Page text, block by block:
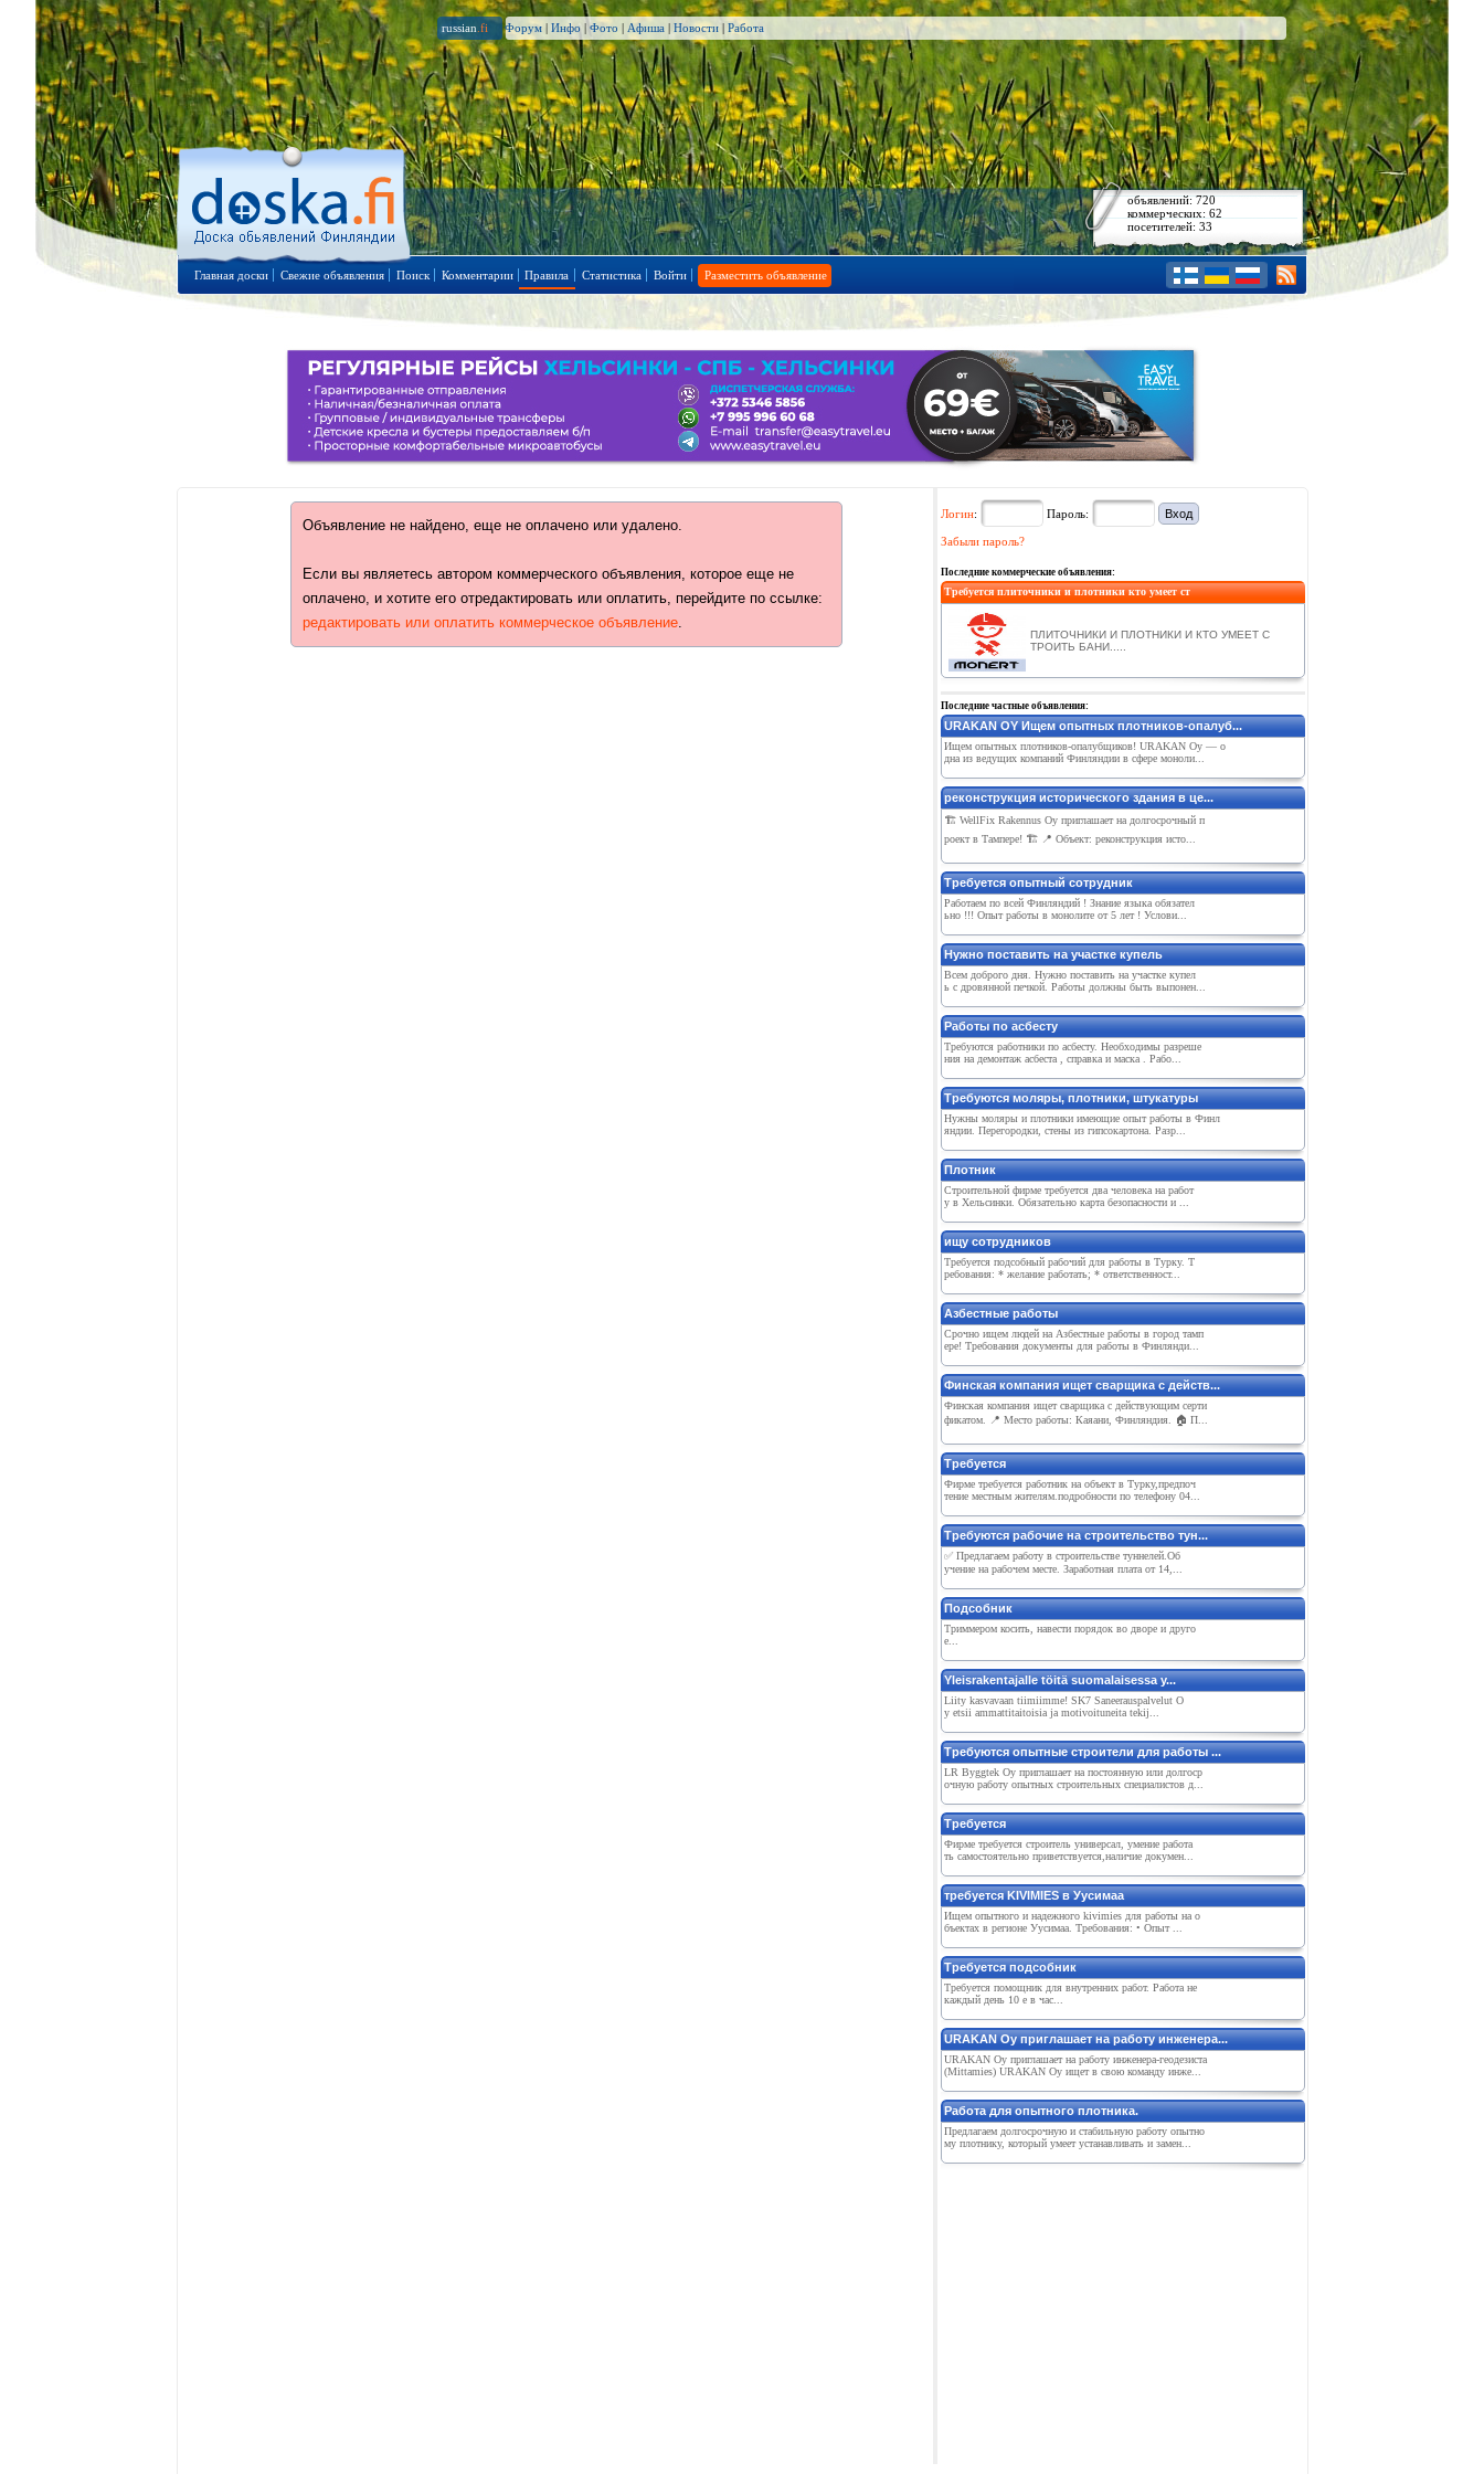
russian .fi Форум | Инфо | Фото | Афиша | Новости | Работа
объявлений: 720
коммерческих: 62
посетителей: 33
Главная доски Свежие объявления Поиск Комментарии Правила Статистика Войти Разместить объявление
Объявление не найдено, еще не оплачено или удалено.
Если вы являетесь автором коммерческого объявления, которое еще не
оплачено, и хотите его отредактировать или оплатить, перейдите по ссылке:
редактировать или оплатить коммерческое объявление.
Логин: Пароль:
Забыли пароль?
Последние коммерческие объявления:
Требуется плиточники и плотники кто умеет ст
ПЛИТОЧНИКИ И ПЛОТНИКИ И КТО УМЕЕТ С
ТРОИТЬ БАНИ.....
Последние частные объявления:
URAKAN OY Ищем опытных плотников-опалуб...
Ищем опытных плотников-опалубщиков! URAKAN Oy — о
дна из ведущих компаний Финляндии в сфере моноли...
реконструкция исторического здания в це...
🏗 WellFix Rakennus Oy приглашает на долгосрочный п
роект в Тампере! 🏗 📍 Объект: реконструкция исто...
Требуется опытный сотрудник
Работаем по всей Финляндий ! Знание языка обязател
ьно !!! Опыт работы в монолите от 5 лет ! Услови...
Нужно поставить на участке купель
Всем доброго дня. Нужно поставить на участке купел
ь с дровянной печкой. Работы должны быть выпонен...
Работы по асбесту
Требуются работники по асбесту. Необходимы разреше
ния на демонтаж асбеста , справка и маска . Рабо...
Требуются моляры, плотники, штукатуры
Нужны моляры и плотники имеющие опыт работы в Финл
яндии. Перегородки, стены из гипсокартона. Разр...
Плотник
Строительной фирме требуется два человека на работ
у в Хельсинки. Обязательно карта безопасности и ...
ищу сотрудников
Требуется подсобный рабочий для работы в Турку. Т
ребования: * желание работать; * ответственност...
Азбестные работы
Срочно ищем людей на Азбестные работы в город тамп
ере! Требования документы для работы в Финлянди...
Финская компания ищет сварщика с действ...
Финская компания ищет сварщика с действующим серти
фикатом. 📍 Место работы: Каяани, Финляндия. 🏠 П...
Требуется
Фирме требуется работник на объект в Турку,предпоч
тение местным жителям.подробности по телефону 04...
Требуются рабочие на строительство тун...
✅ Предлагаем работу в строительстве туннелей.Об
учение на рабочем месте. Заработная плата от 14,...
Подсобник
Триммером косить, навести порядок во дворе и друго
е...
Yleisrakentajalle töitä suomalaisessa y...
Liity kasvavaan tiimiimme! SK7 Saneerauspalvelut O
y etsii ammattitaitoisia ja motivoituneita tekij...
Требуются опытные строители для работы ...
LR Byggtek Oy приглашает на постоянную или долгоср
очную работу опытных строительных специалистов д...
Требуется
Фирме требуется строитель универсал, умение работа
ть самостоятельно приветствуется,наличие докумен...
требуется KIVIMIES в Уусимаа
Ищем опытного и надежного kivimies для работы на о
бъектах в регионе Уусимаа. Требования: • Опыт ...
Требуется подсобник
Требуется помощник для внутренних работ. Работа не
каждый день 10 е в час...
URAKAN Oy приглашает на работу инженера...
URAKAN Oy приглашает на работу инженера-геодезиста
(Mittamies) URAKAN Oy ищет в свою команду инже...
Работа для опытного плотника.
Предлагаем долгосрочную и стабильную работу опытно
му плотнику, который умеет устанавливать и замен...